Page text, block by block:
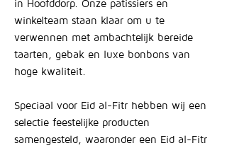
in Hoofddorp. Onze patissiers en
winkelteam staan klaar om u te
verwennen met ambachtelijk bereide
taarten, gebak en luxe bonbons van
hoge kwaliteit.
Speciaal voor Eid al-Fitr hebben wij een
selectie feestelijke producten
samengesteld, waaronder een Eid al-Fitr